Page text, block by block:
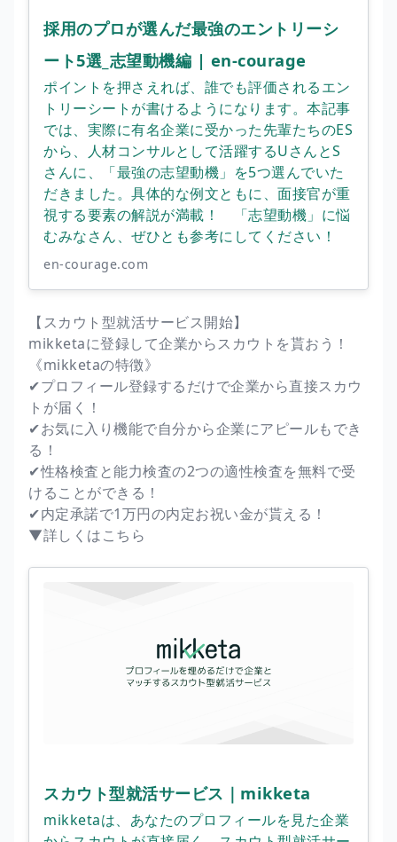
採用のプロが選んだ最強のエントリーシ
ート5選_志望動機編 | en-courage
ポイントを押さえれば、誰でも評価されるエン
トリーシートが書けるようになります。本記事
では、実際に有名企業に受かった先輩たちのES
から、人材コンサルとして活躍するUさんとS
さんに、「最強の志望動機」を5つ選んでいた
だきました。具体的な例文ともに、面接官が重
視する要素の解説が満載！ 「志望動機」に悩
むみなさん、ぜひとも参考にしてください！
en-courage.com
【スカウト型就活サービス開始】
mikketaに登録して企業からスカウトを貰おう！
《mikketaの特徴》
✔︎プロフィール登録するだけで企業から直接スカウ
トが届く！
✔︎お気に入り機能で自分から企業にアピールもでき
る！
✔︎性格検査と能力検査の2つの適性検査を無料で受
けることができる！
✔︎内定承諾で1万円の内定お祝い金が貰える！
▼詳しくはこちら
スカウト型就活サービス｜mikketa
mikketaは、あなたのプロフィールを見た企業